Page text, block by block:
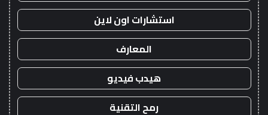
استشارات اون لاين
المعارف
هيدب فيديو
رمح التقنية